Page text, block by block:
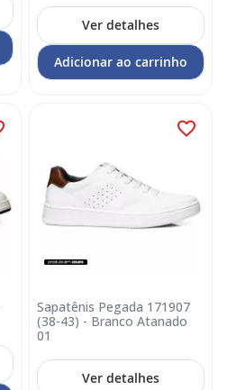
Ver detalhes
Adicionar ao carrinho
Sapatênis Pegada 171907
(38-43) - Branco Atanado
01
Ver detalhes